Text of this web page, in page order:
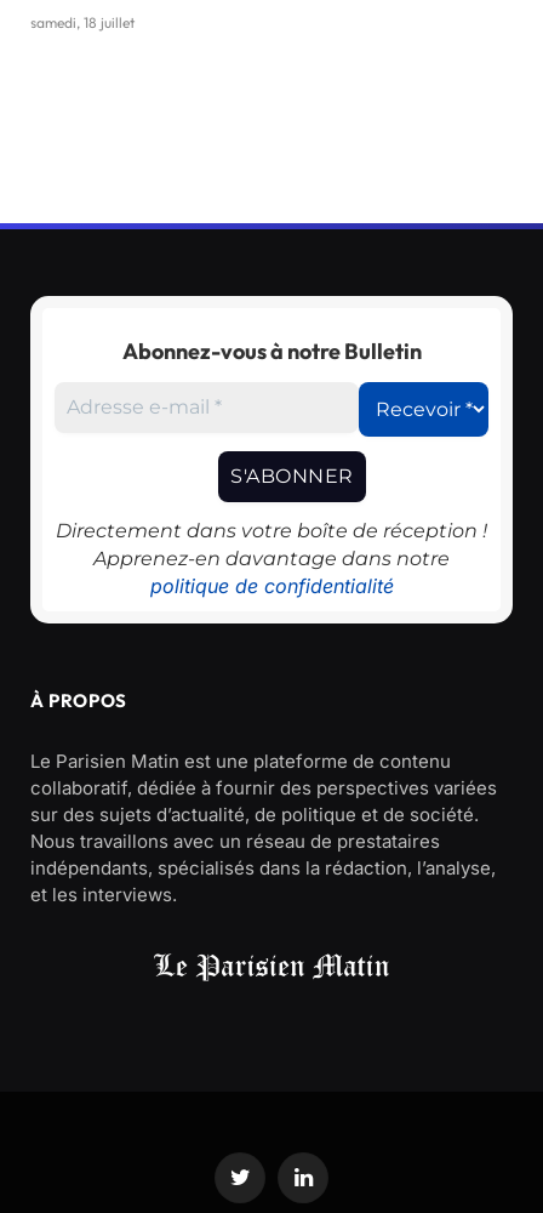
samedi, 18 juillet
Abonnez-vous à notre Bulletin
Directement dans votre boîte de réception !
Apprenez-en davantage dans notre
politique de confidentialité
À PROPOS
Le Parisien Matin est une plateforme de contenu
collaboratif, dédiée à fournir des perspectives variées
sur des sujets d’actualité, de politique et de société.
Nous travaillons avec un réseau de prestataires
indépendants, spécialisés dans la rédaction, l’analyse,
et les interviews.
Twitter LinkedIn